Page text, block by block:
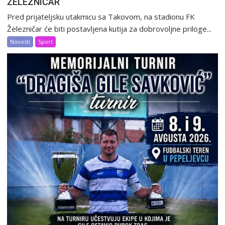
Pred prijateljsku utakmicu sa Takovom, na stadionu FK
Železničar će biti postavljena kutija za dobrovoljne priloge...
Novosti Sport